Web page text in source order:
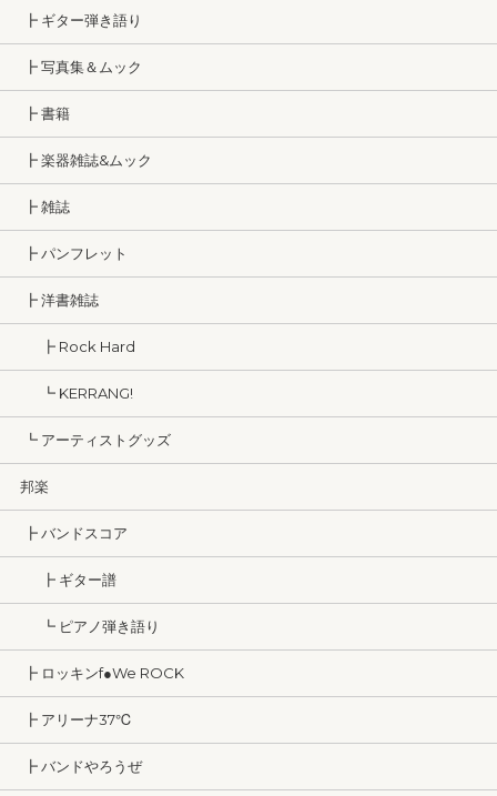
┣ ギター弾き語り
┣ 写真集＆ムック
┣ 書籍
┣ 楽器雑誌&ムック
┣ 雑誌
┣ パンフレット
┣ 洋書雑誌
┣ Rock Hard
┗ KERRANG!
┗ アーティストグッズ
邦楽
┣ バンドスコア
┣ ギター譜
┗ ピアノ弾き語り
┣ ロッキンf●We ROCK
┣ アリーナ37℃
┣ バンドやろうぜ